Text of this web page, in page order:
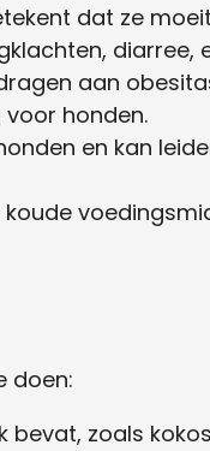
dat ze
diarree,
aan
honden.
en kan
doen:
bevat, zoals